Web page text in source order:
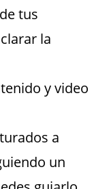
tus
la
y video
a
un